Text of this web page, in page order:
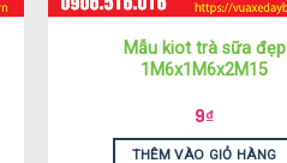
Mẫu kiot trà sữa đẹp
1M6x1M6x2M15
9₫
THÊM VÀO GIỎ HÀNG